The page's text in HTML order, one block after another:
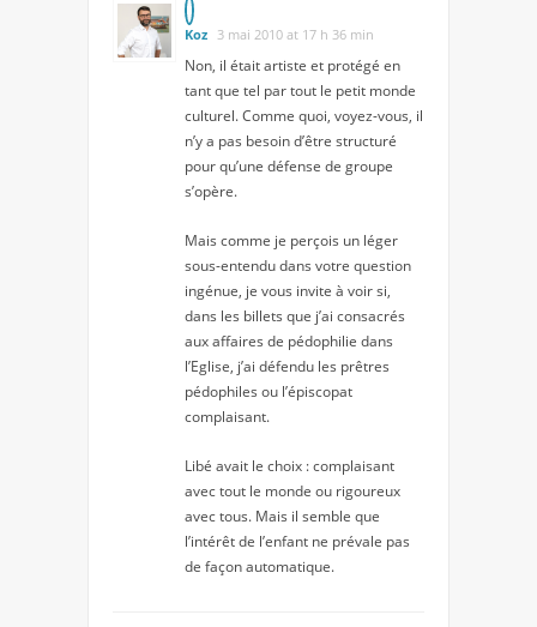
Koz 3 mai 2010 at 17 h 36 min
Non, il était artiste et protégé en
tant que tel par tout le petit monde
culturel. Comme quoi, voyez-vous, il
n’y a pas besoin d’être structuré
pour qu’une défense de groupe
s’opère.
Mais comme je perçois un léger
sous-entendu dans votre question
ingénue, je vous invite à voir si,
dans les billets que j’ai consacrés
aux affaires de pédophilie dans
l’Eglise, j’ai défendu les prêtres
pédophiles ou l’épiscopat
complaisant.
Libé avait le choix : complaisant
avec tout le monde ou rigoureux
avec tous. Mais il semble que
l’intérêt de l’enfant ne prévale pas
de façon automatique.